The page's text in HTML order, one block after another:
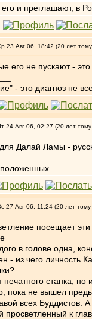
и преглашают, в
23 Авг 06, 18:42 (20 лет
его не пускают -
- это диагноз не
24 Авг 06, 02:27 (20 лет
Далай Ламы -
27 Авг 06, 11:24 (20 лет тому
посещает
в голове одна,
- из чего личность
станка, но
пока не вышел
всех Буддистов.
к